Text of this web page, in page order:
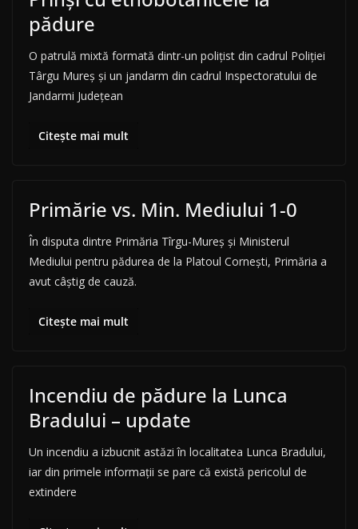
pădure
O patrulă mixtă formată dintr-un poliţist din cadrul Poliţiei
Târgu Mureş şi un jandarm din cadrul Inspectoratului de
Jandarmi Judeţean
Citește mai mult
Primărie vs. Min. Mediului 1-0
În disputa dintre Primăria Tîrgu-Mureș și Ministerul
Mediului pentru pădurea de la Platoul Cornești, Primăria a
avut câștig de cauză.
Citește mai mult
Incendiu de pădure la Lunca
Bradului – update
Un incendiu a izbucnit astăzi în localitatea Lunca Bradului,
iar din primele informații se pare că există pericolul de
extindere